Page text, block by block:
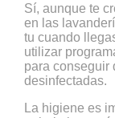
Sí, aunque te
en las
tu cuando
utilizar
para conseguir
desinfectadas.
La higiene es